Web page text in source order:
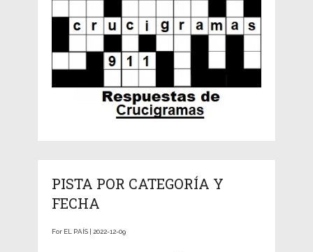
PISTA POR CATEGORÍA Y
FECHA
For EL PAÍS | 2022-12-09